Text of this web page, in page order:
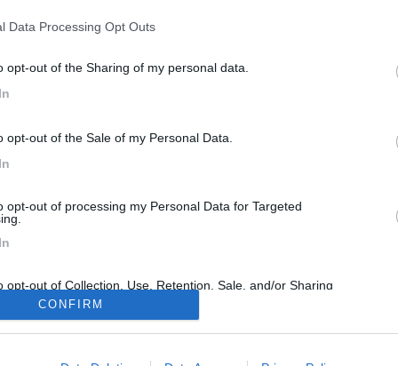
Data Processing Opt Outs
opt-out of the Sharing of my personal data.
opt-out of the Sale of my Personal Data.
opt-out of processing my Personal Data for Targeted
opt-out of Collection, Use, Retention, Sale, and/or Sharing
Data that Is Unrelated with the Purposes for which it
CONFIRM
DI SOSTA E CAMPEGGI
è stato all'area Gelves? Forse
Buongiorno a tutti, abbiamo